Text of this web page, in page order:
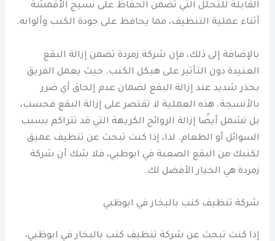
القابلة للتحلل التي تضمن الحفاظ على نسيج الأقمشة
أثناء عملية التنظيف، مما يحافظ على جودة الكنب وألوانه.
بالإضافة إلى ذلك، فإن شركة زمردة تضمن إزالة البقع
العنيدة دون التأثير على هيكل الكنب. حيث يعمل الفريق
بحذر شديد عند إزالة البقع لضمان عدم إلحاق أي ضرر
بالأنسجة. هذه العملية لا تقتصر على إزالة البقع فحسب،
بل تشمل أيضًا إزالة الروائح الكريهة التي قد تتراكم بسبب
السوائل أو الطعام. لذا، إذا كنت تبحث عن تنظيف عميق
لكنبك من البقع الصعبة في ابوظبي، فلا شك أن شركة
زمردة هي الخيار الأفضل لك.
شركة تنظيف كنب بالبخار في ابوظبي
إذا كنت تبحث عن شركة تنظيف كنب بالبخار في ابوظبي،